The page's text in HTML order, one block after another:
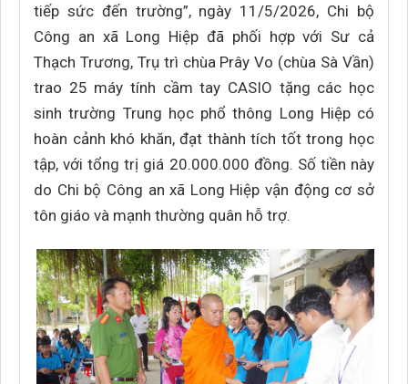
tiếp sức đến trường”, ngày 11/5/2026, Chi bộ
Công an xã Long Hiệp đã phối hợp với Sư cả
Thạch Trương, Trụ trì chùa Prây Vo (chùa Sà Vần)
trao 25 máy tính cầm tay CASIO tặng các học
sinh trường Trung học phổ thông Long Hiệp có
hoàn cảnh khó khăn, đạt thành tích tốt trong học
tập, với tổng trị giá 20.000.000 đồng. Số tiền này
do Chi bộ Công an xã Long Hiệp vận động cơ sở
tôn giáo và mạnh thường quân hỗ trợ.